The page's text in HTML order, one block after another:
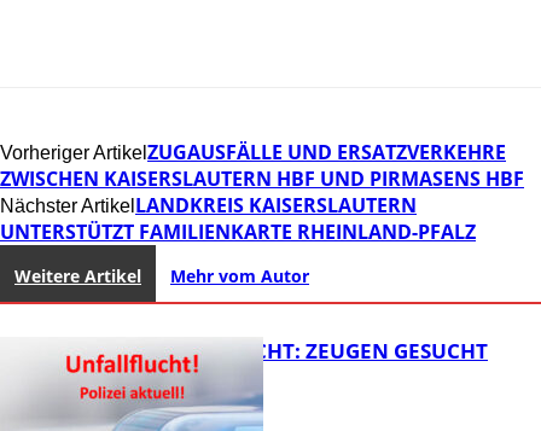
Vorheriger Artikel ZUGAUSFÄLLE UND ERSATZVERKEHRE
ZWISCHEN KAISERSLAUTERN HBF UND PIRMASENS HBF
Nächster Artikel LANDKREIS KAISERSLAUTERN
UNTERSTÜTZT FAMILIENKARTE RHEINLAND-PFALZ
Weitere Artikel Mehr vom Autor
UNFALLFLUCHT: ZEUGEN GESUCHT